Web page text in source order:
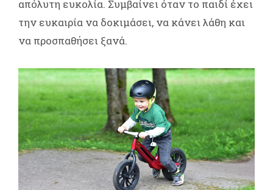
απόλυτη ευκολία. Συμβαίνει όταν το παιδί έχει
την ευκαιρία να δοκιμάσει, να κάνει λάθη και
να προσπαθήσει ξανά.